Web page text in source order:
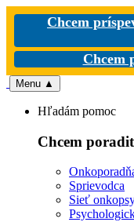
Chcem
Chcem
Menu ▲
Hľadám pomoc
Chcem
Sprievodca
Sieť